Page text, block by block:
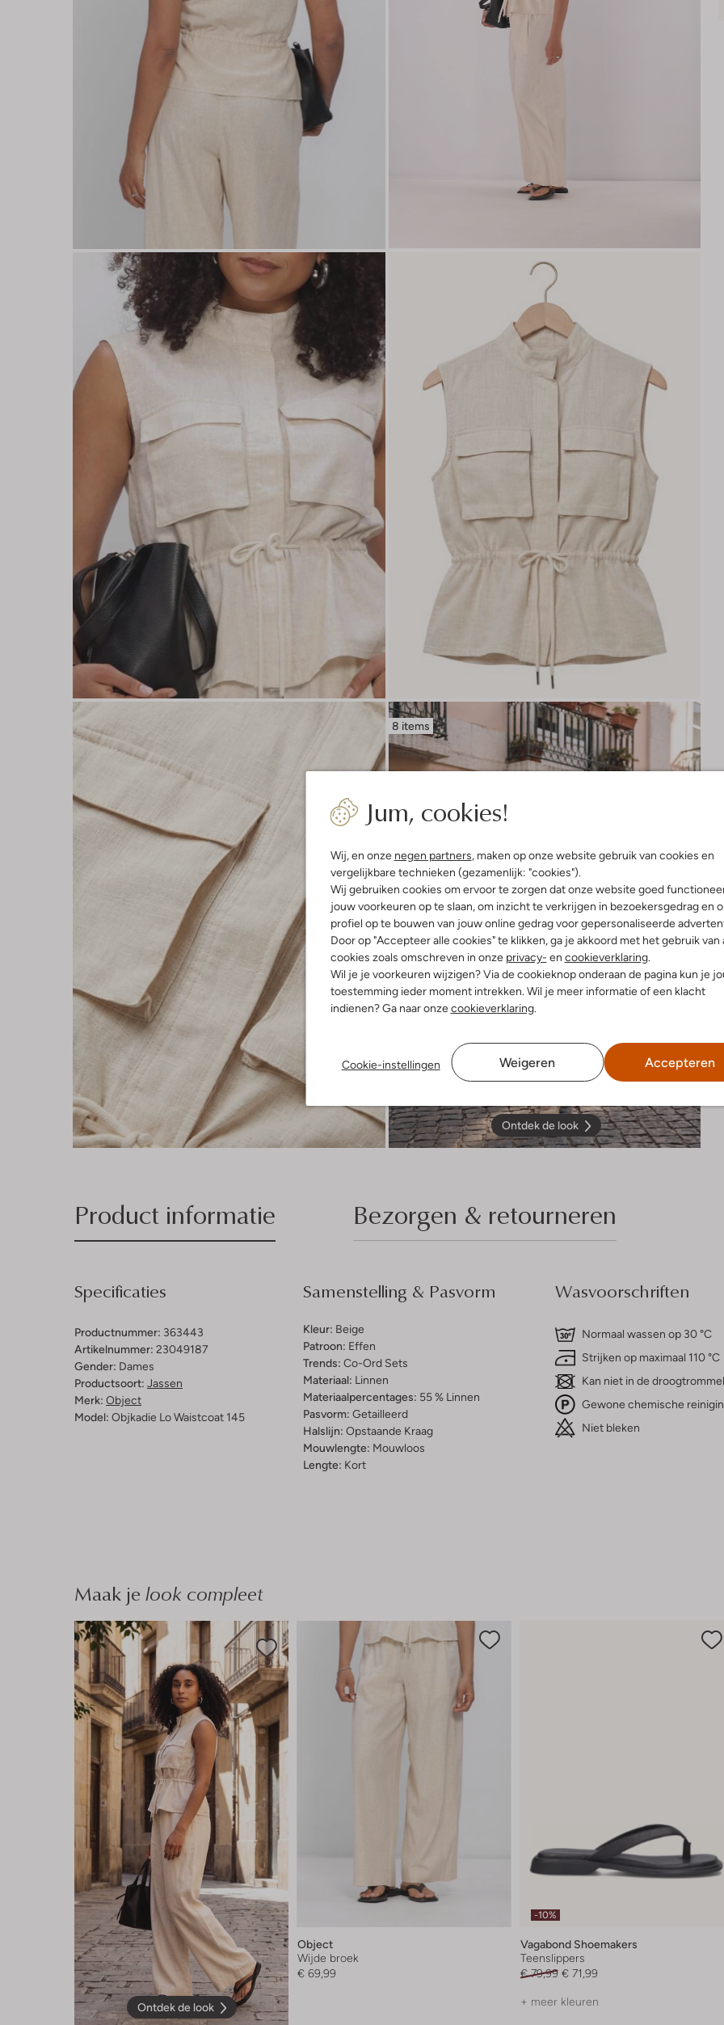
Jum, cookies!
Wij, en onze negen partners, maken op onze website gebruik van cookies en
vergelijkbare technieken (gezamenlijk: "cookies").
Wij gebruiken cookies om ervoor te zorgen dat onze website goed
jouw voorkeuren op te slaan, om inzicht te verkrijgen in bezoekersgedrag en
profiel op te bouwen van jouw online gedrag voor gepersonaliseerde
Door op "Accepteer alle cookies" te klikken, ga je akkoord met het gebruik van
cookies zoals omschreven in onze privacy- en cookieverklaring.
Wil je je voorkeuren wijzigen? Via de cookieknop onderaan de pagina kun je
toestemming ieder moment intrekken. Wil je meer informatie of een klacht
indienen? Ga naar onzecookieverklaring.
Cookie-instellingen Weigeren Accepteren
8 items
Ontdek de look
Product informatie Bezorgen & retourneren
Specificaties
Productnummer: 363443
Artikelnummer: 23049187
Gender: Dames
Productsoort: Jassen
Merk: Object
Model: Objkadie Lo Waistcoat 145
Samenstelling & Pasvorm
Kleur: Beige
Patroon: Effen
Trends: Co-Ord Sets
Materiaal: Linnen
Materiaalpercentages: 55 % Linnen
Pasvorm: Getailleerd
Halslijn: Opstaande Kraag
Mouwlengte: Mouwloos
Lengte: Kort
Wasvoorschriften
Normaal wassen op 30 °C
Strijken op maximaal 110 °C
Kan niet in de droogtrommel
Gewone chemische
Niet bleken
Maak je look compleet
Ontdek de look
Object
Wijde broek
€ 69,99
-10%
Vagabond Shoemakers
Teenslippers
€ 79,99 € 71,99
+ meer kleuren